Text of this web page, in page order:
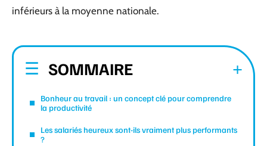
inférieurs à la moyenne nationale.
SOMMAIRE
Bonheur au travail : un concept clé pour comprendre
la productivité
Les salariés heureux sont-ils vraiment plus performants
?